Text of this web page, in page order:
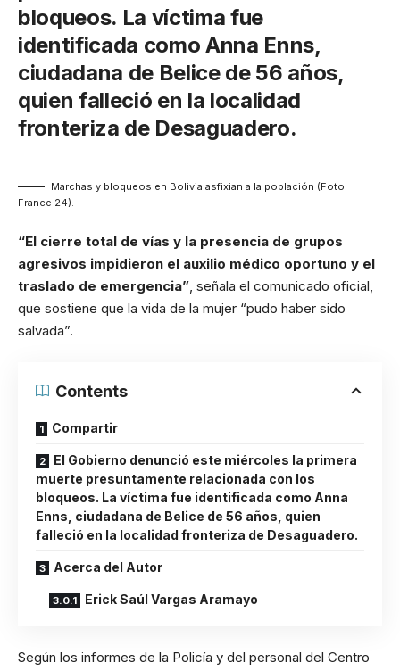
bloqueos. La víctima fue
identificada como Anna Enns,
ciudadana de Belice de 56 años,
quien falleció en la localidad
fronteriza de Desaguadero.
Marchas y bloqueos en Bolivia asfixian a la población (Foto:
France 24).
“El cierre total de vías y la presencia de grupos
agresivos impidieron el auxilio médico oportuno y el
traslado de emergencia”, señala el comunicado oficial,
que sostiene que la vida de la mujer “pudo haber sido
salvada”.
Contents
Compartir
El Gobierno denunció este miércoles la primera
muerte presuntamente relacionada con los
bloqueos. La víctima fue identificada como Anna
Enns, ciudadana de Belice de 56 años, quien
falleció en la localidad fronteriza de Desaguadero.
Acerca del Autor
Erick Saúl Vargas Aramayo
Según los informes de la Policía y del personal del Centro